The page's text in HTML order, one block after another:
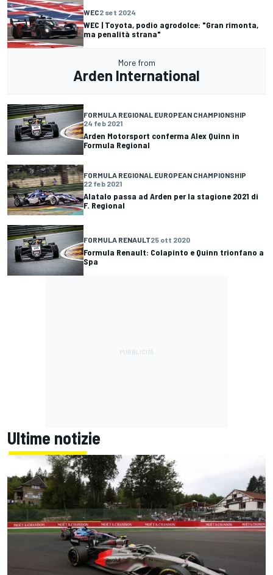
WEC2 set 2024
WEC | Toyota, podio agrodolce: "Gran rimonta,
ma penalità strana"
More from
Arden International
FORMULA REGIONAL EUROPEAN CHAMPIONSHIP
24 feb 2021
Arden Motorsport conferma Alex Quinn in
Formula Regional
FORMULA REGIONAL EUROPEAN CHAMPIONSHIP
22 feb 2021
Alatalo passa ad Arden per la stagione 2021 di
F. Regional
FORMULA RENAULT25 ott 2020
Formula Renault: Colapinto e Quinn trionfano a
Spa
Ultime notizie